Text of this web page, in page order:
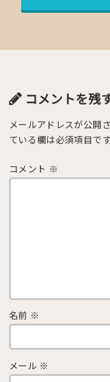
コメントを残
メールアドレスが公開
ている欄は必須項目で
コメント ※
名前 ※
メール ※